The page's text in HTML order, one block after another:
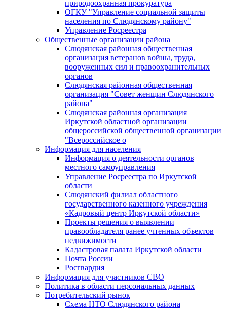
природоохранная прокуратура
ОГКУ "Управление социальной защиты
населения по Слюдянскому району"
Управление Росреестра
Общественные организации района
Слюдянская районная общественная
организация ветеранов войны, труда,
вооруженных сил и правоохранительных
органов
Слюдянская районная общественная
организация "Совет женщин Слюдянского
района"
Слюдянская районная организация
Иркутской областной организации
общероссийской общественной организации
"Всероссийское о
Информация для населения
Информация о деятельности органов
местного самоуправления
Управление Росреестра по Иркутской
области
Слюдянский филиал областного
государственного казенного учреждения
«Кадровый центр Иркутской области»
Проекты решения о выявлении
правообладателя ранее учтенных объектов
недвижимости
Кадастровая палата Иркутской области
Почта России
Росгвардия
Информация для участников СВО
Политика в области персональных данных
Потребительский рынок
Схема НТО Слюдянского района